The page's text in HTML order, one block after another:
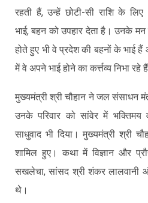
रहती हैं, उन्हें छोटी-सी राशि के
भाई, बहन को उपहार देता है। उनके
होते हुए भी वे प्रदेश की बहनों के भाई
में वे अपने भाई होने का कर्त्तव्य निभा रहे
मुख्यमंत्री श्री चौहान ने जल संसाधन
उनके परिवार को सांवेर में भक्तिमय
साधुवाद भी दिया। मुख्यमंत्री श्री
शामिल हुए। कथा में विज्ञान और
सखलेचा, सांसद श्री शंकर लालवानी
थे।